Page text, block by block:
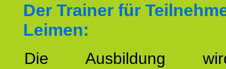
Der Trainer für
Leimen:
Die Ausbildung